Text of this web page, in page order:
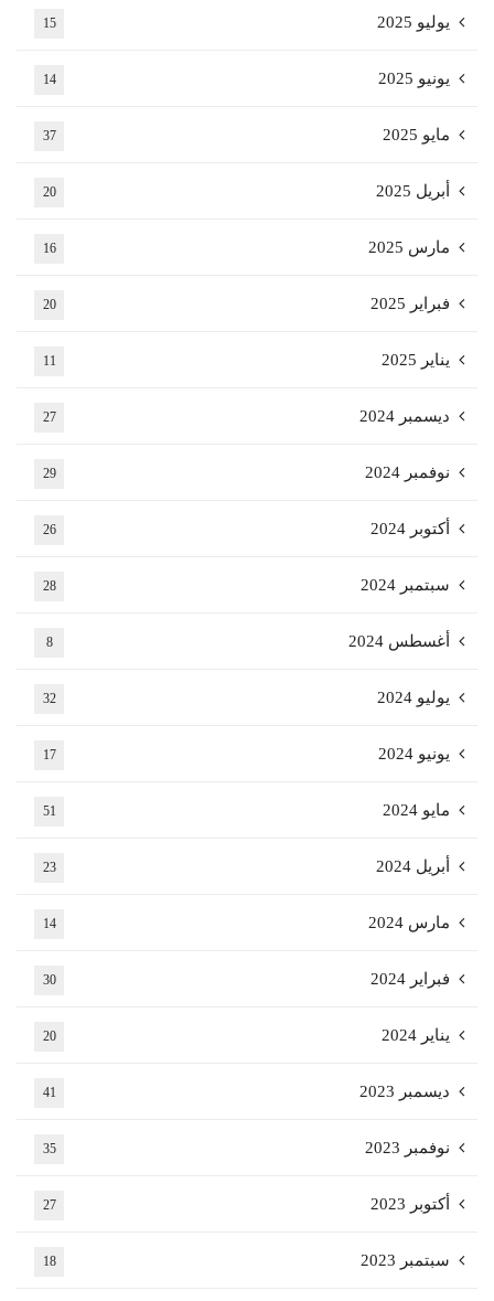
يوليو 2025 15
يونيو 2025 14
مايو 2025 37
أبريل 2025 20
مارس 2025 16
فبراير 2025 20
يناير 2025 11
ديسمبر 2024 27
نوفمبر 2024 29
أكتوبر 2024 26
سبتمبر 2024 28
أغسطس 2024 8
يوليو 2024 32
يونيو 2024 17
مايو 2024 51
أبريل 2024 23
مارس 2024 14
فبراير 2024 30
يناير 2024 20
ديسمبر 2023 41
نوفمبر 2023 35
أكتوبر 2023 27
سبتمبر 2023 18